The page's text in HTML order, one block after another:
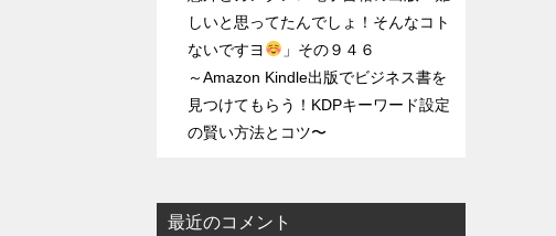
しいと思ってたんでしょ！そんなコト
ないですヨ
」その９４６
～Amazon Kindle出版でビジネス書を
見つけてもらう！KDPキーワード設定
の賢い方法とコツ〜
最近のコメント